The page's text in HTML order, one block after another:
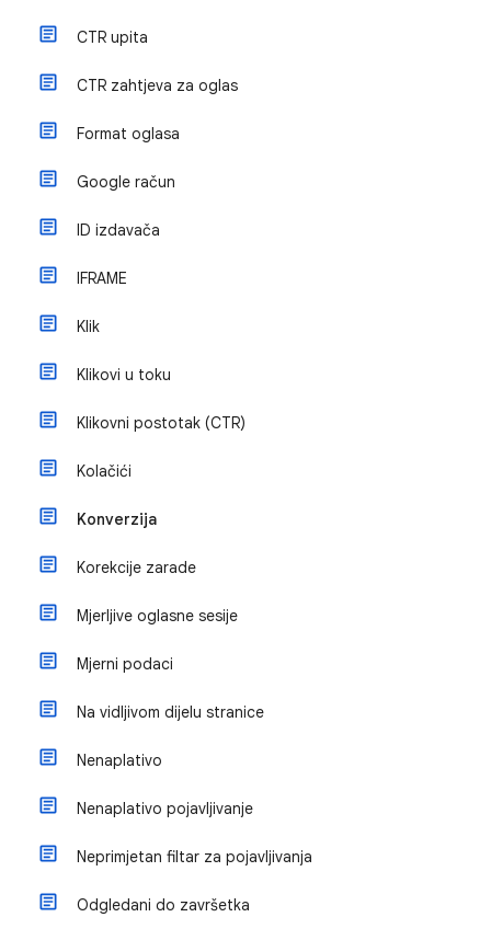
CTR upita
CTR zahtjeva za oglas
Format oglasa
Google račun
ID izdavača
IFRAME
Klik
Klikovi u toku
Klikovni postotak (CTR)
Kolačići
Konverzija
Korekcije zarade
Mjerljive oglasne sesije
Mjerni podaci
Na vidljivom dijelu stranice
Nenaplativo
Nenaplativo pojavljivanje
Neprimjetan filtar za pojavljivanja
Odgledani do završetka